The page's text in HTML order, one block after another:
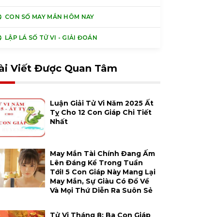
CON SỐ MAY MẮN HÔM NAY
LẬP LÁ SỐ TỬ VI - GIẢI ĐOÁN
Viết Được Quan Tâm
Luận Giải Tử Vi Năm 2025 Ất
Tỵ Cho 12 Con Giáp Chi Tiết
Nhất
May Mắn Tài Chính Đang Ấm
Lên Đáng Kể Trong Tuần
Tới! 5 Con Giáp Này Mang Lại
May Mắn, Sự Giàu Có Đổ Về
Và Mọi Thứ Diễn Ra Suôn Sẻ
Tử Vi Tháng 8: Ba Con Giáp